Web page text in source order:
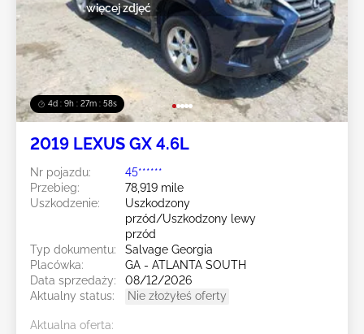
4d : 9h : 27m : 55s
więcej zdjęć
2019 LEXUS GX 4.6L
Nr pojazdu:
45******
Przebieg:
78,919 mile
Uszkodzenie:
Uszkodzony
przód/Uszkodzony lewy
przód
Typ dokumentu:
Salvage Georgia
Placówka:
GA - ATLANTA SOUTH
Data sprzedaży:
08/12/2026
Aktualny status:
Nie złożyłeś oferty
Aktualna oferta: